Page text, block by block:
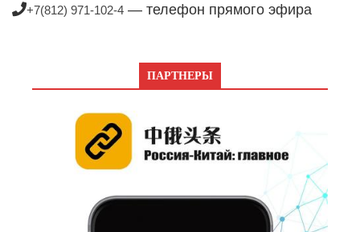
+7(812) 971-102-4 — телефон прямого эфира
ПАРТНЕРЫ